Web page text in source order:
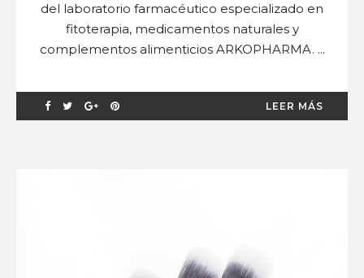
del laboratorio farmacéutico especializado en
fitoterapia, medicamentos naturales y
complementos alimenticios ARKOPHARMA. ...
LEER MÁS